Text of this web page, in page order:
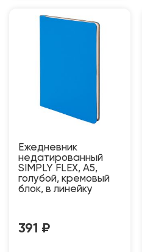
Ежедневник
недатированный
SIMPLY FLEX, А5,
голубой, кремовый
блок, в линейку
391 ₽